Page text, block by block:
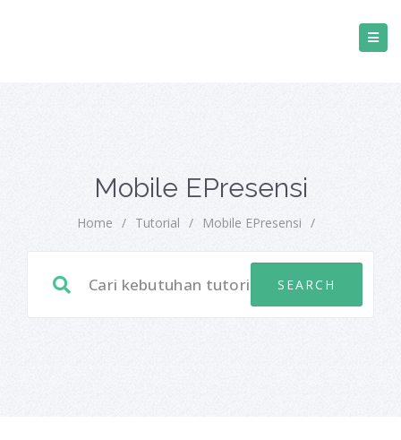
Mobile EPresensi
Home / Tutorial / Mobile EPresensi /